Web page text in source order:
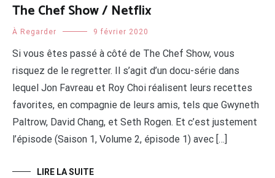
The Chef Show / Netflix
À Regarder 9 février 2020
Si vous êtes passé à côté de The Chef Show, vous
risquez de le regretter. Il s’agit d’un docu-série dans
lequel Jon Favreau et Roy Choi réalisent leurs recettes
favorites, en compagnie de leurs amis, tels que Gwyneth
Paltrow, David Chang, et Seth Rogen. Et c’est justement
l’épisode (Saison 1, Volume 2, épisode 1) avec […]
LIRE LA SUITE